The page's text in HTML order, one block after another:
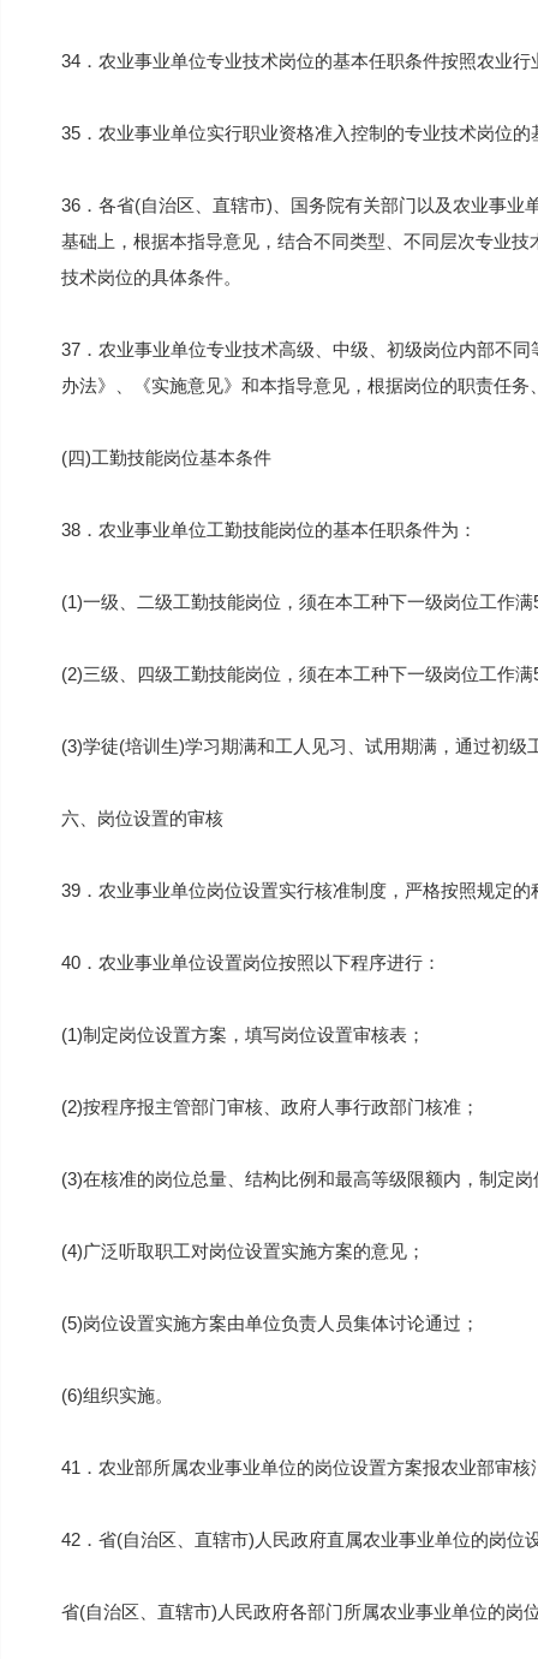
34．农业事业单位专业技术岗位的基本任职条件按照农业
35．农业事业单位实行职业资格准入控制的专业技术岗位
36．各省(自治区、直辖市)、国务院有关部门以及农业事
基础上，根据本指导意见，结合不同类型、不同层次专业
技术岗位的具体条件。
37．农业事业单位专业技术高级、中级、初级岗位内部不
办法》、《实施意见》和本指导意见，根据岗位的职责任
(四)工勤技能岗位基本条件
38．农业事业单位工勤技能岗位的基本任职条件为：
(1)一级、二级工勤技能岗位，须在本工种下一级岗位工作
(2)三级、四级工勤技能岗位，须在本工种下一级岗位工作
(3)学徒(培训生)学习期满和工人见习、试用期满，通过初
六、岗位设置的审核
39．农业事业单位岗位设置实行核准制度，严格按照规定
40．农业事业单位设置岗位按照以下程序进行：
(1)制定岗位设置方案，填写岗位设置审核表；
(2)按程序报主管部门审核、政府人事行政部门核准；
(3)在核准的岗位总量、结构比例和最高等级限额内，制定
(4)广泛听取职工对岗位设置实施方案的意见；
(5)岗位设置实施方案由单位负责人员集体讨论通过；
(6)组织实施。
41．农业部所属农业事业单位的岗位设置方案报农业部审
42．省(自治区、直辖市)人民政府直属农业事业单位的岗位
省(自治区、直辖市)人民政府各部门所属农业事业单位的